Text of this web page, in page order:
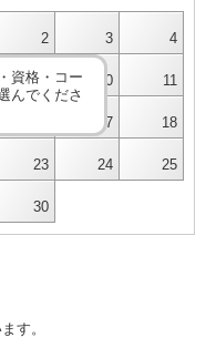
2 3 4
9 10 11
17 18
23 24 25
30
資格・コー
んでくださ
す。